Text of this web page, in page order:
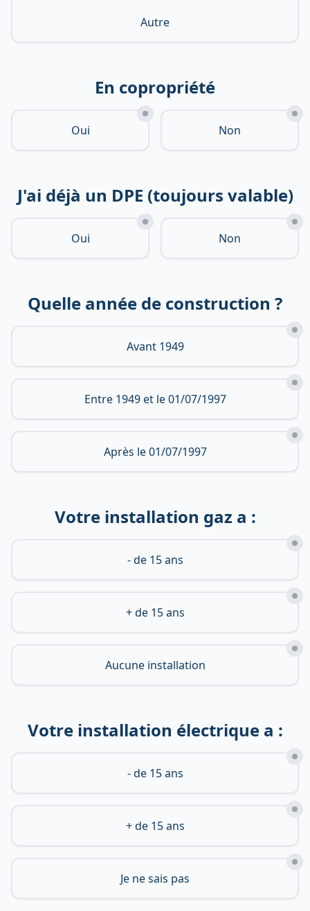
Autre
En copropriété
Oui Non
J'ai déjà un DPE (toujours valable)
Oui Non
Quelle année de construction ?
Avant 1949
Entre 1949 et le 01/07/1997
Après le 01/07/1997
Votre installation gaz a :
- de 15 ans
+ de 15 ans
Aucune installation
Votre installation électrique a :
- de 15 ans
+ de 15 ans
Je ne sais pas